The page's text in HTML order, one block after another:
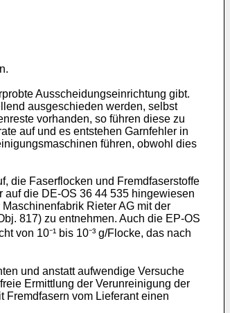
Ausscheidungseinrichtung gibt.
ausgeschieden werden, selbst
vorhanden, so führen diese zu
auf und es entstehen Garnfehler in
führen, obwohl dies
die Faserflocken und Fremdfaserstoffe
auf die DE-OS 36 44 535 hingewiesen
Rieter AG mit der
817) zu entnehmen. Auch die EP-OS
von 10⁻¹ bis 10⁻³ g/Flocke, das nach
und anstatt aufwendige Versuche
Ermittlung der Verunreinigung der
Fremdfasern vom Lieferant einen